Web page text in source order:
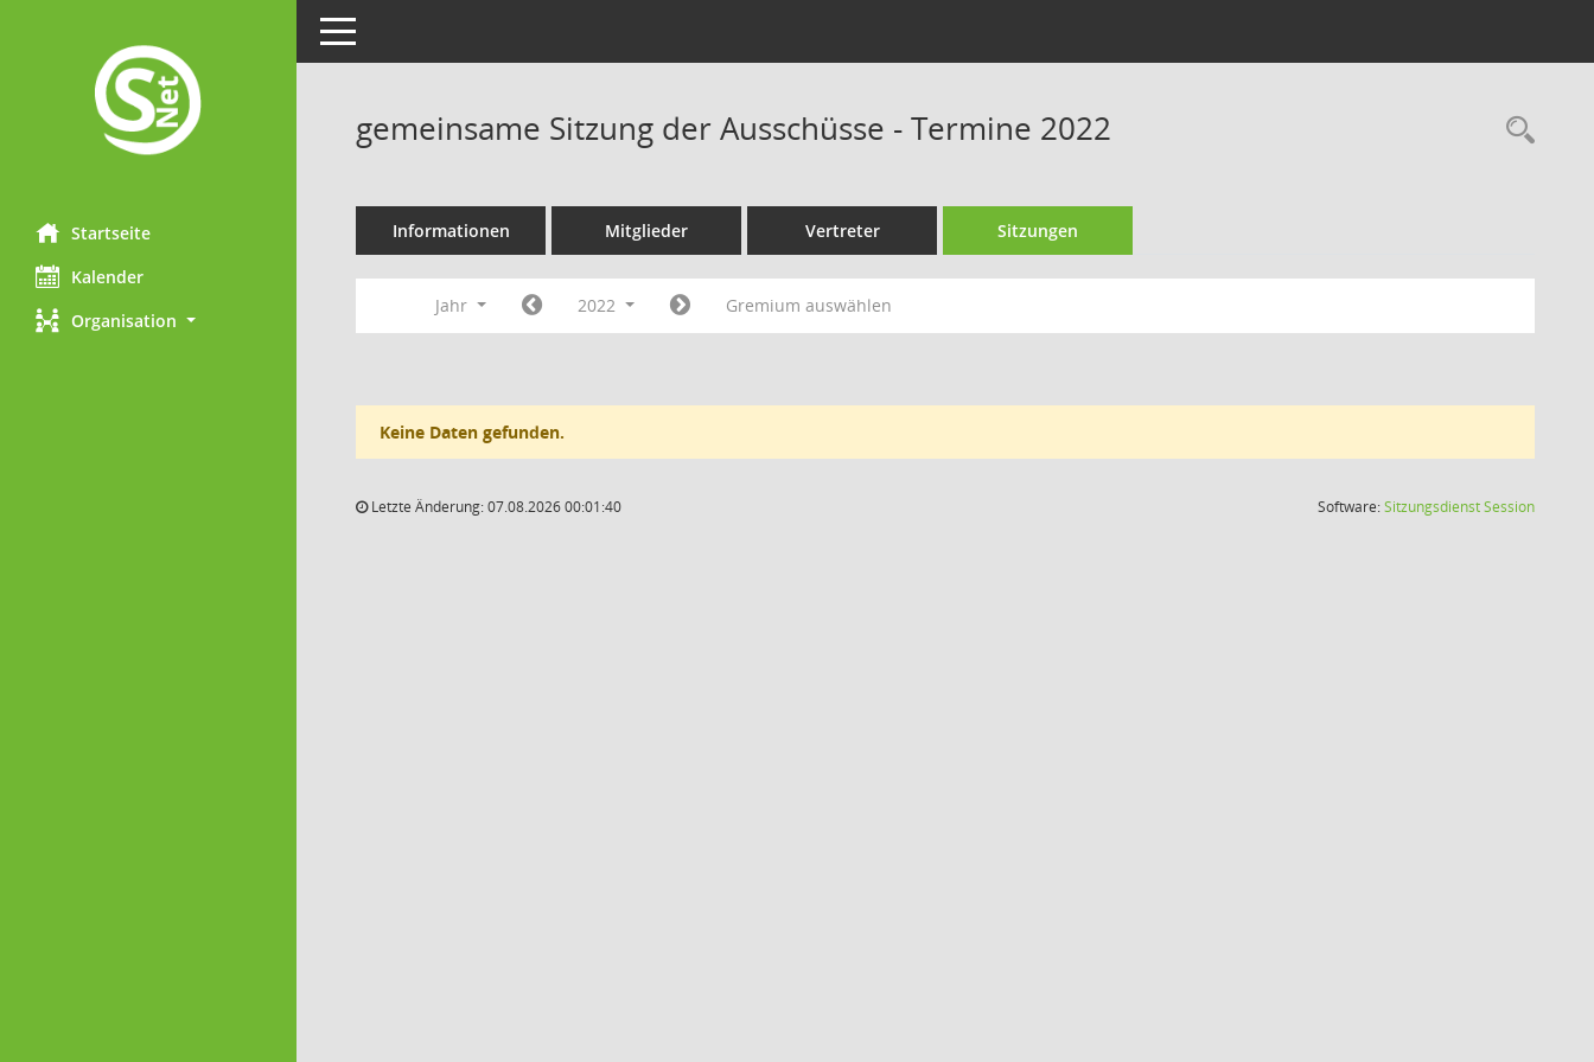
Startseite
Kalender
Organisation
Toggle navigation
gemeinsame Sitzung der Ausschüsse - Termine 2022
Informationen Mitglieder Vertreter Sitzungen
Jahr 2022 Gremium auswählen
Keine Daten gefunden.
Letzte Änderung: 07.08.2026 00:01:40 Software:SitzungsdienstSession(Wird in